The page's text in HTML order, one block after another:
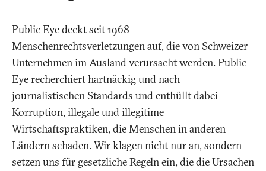
Public Eye deckt seit 1968
Menschenrechtsverletzungen auf, die von Schweizer
Unternehmen im Ausland verursacht werden. Public
Eye recherchiert hartnäckig und nach
journalistischen Standards und enthüllt dabei
Korruption, illegale und illegitime
Wirtschaftspraktiken, die Menschen in anderen
Ländern schaden. Wir klagen nicht nur an, sondern
setzen uns für gesetzliche Regeln ein, die die Ursachen